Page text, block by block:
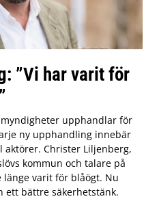
”Vi har varit för
upphandlar för
ny upphandling innebär
aktörer. Christer Liljenberg,
kommun och talare på
länge varit för blåögt. Nu
ett bättre säkerhetstänk.